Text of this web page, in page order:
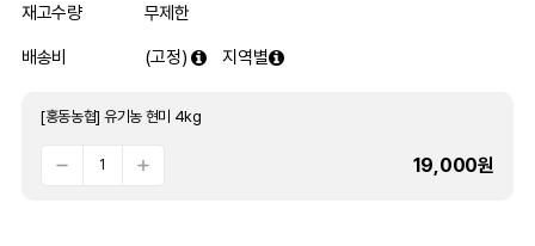
재고수량 무제한
배송비 (고정) 지역별
[홍동농협] 유기농 현미 4kg
19,000원